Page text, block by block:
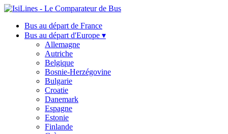
Bus au départ de France
Bus au départ d'Europe ▾
Allemagne
Autriche
Belgique
Bosnie-Herzégovine
Bulgarie
Croatie
Danemark
Espagne
Estonie
Finlande